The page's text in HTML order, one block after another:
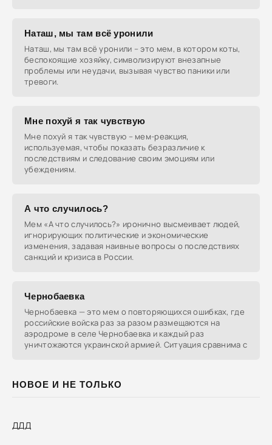
НОВОЕ И НЕ ТОЛЬКО
ДДД
Наташ, мы там всё уронили
Наташ, мы там всё уронили – это мем, в котором коты,
беспокоящие хозяйку, символизируют внезапные
проблемы или неудачи, вызывая чувство паники или
тревоги.
Мне похуй я так чувствую
Мне похуй я так чувствую – мем-реакция,
используемая, чтобы показать безразличие к
последствиям и следование своим эмоциям или
убеждениям.
А что случилось?
Мем «А что случилось?» иронично высмеивает людей,
игнорирующих политические и экономические
изменения, задавая наивные вопросы о последствиях
санкций и кризиса в России.
Чернобаевка
Чернобаевка — это мем о повторяющихся ошибках, где
российские войска раз за разом размещаются на
аэродроме в селе Чернобаевка и каждый раз
уничтожаются украинской армией. Ситуация сравнима с